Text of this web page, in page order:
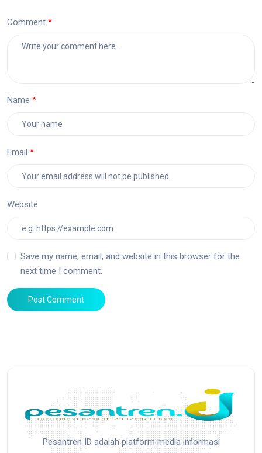
Comment
Name
Email
Website
Save my name, email, and website in this browser for the
next time I comment.
Post Comment
Pesantren ID adalah platform media informasi